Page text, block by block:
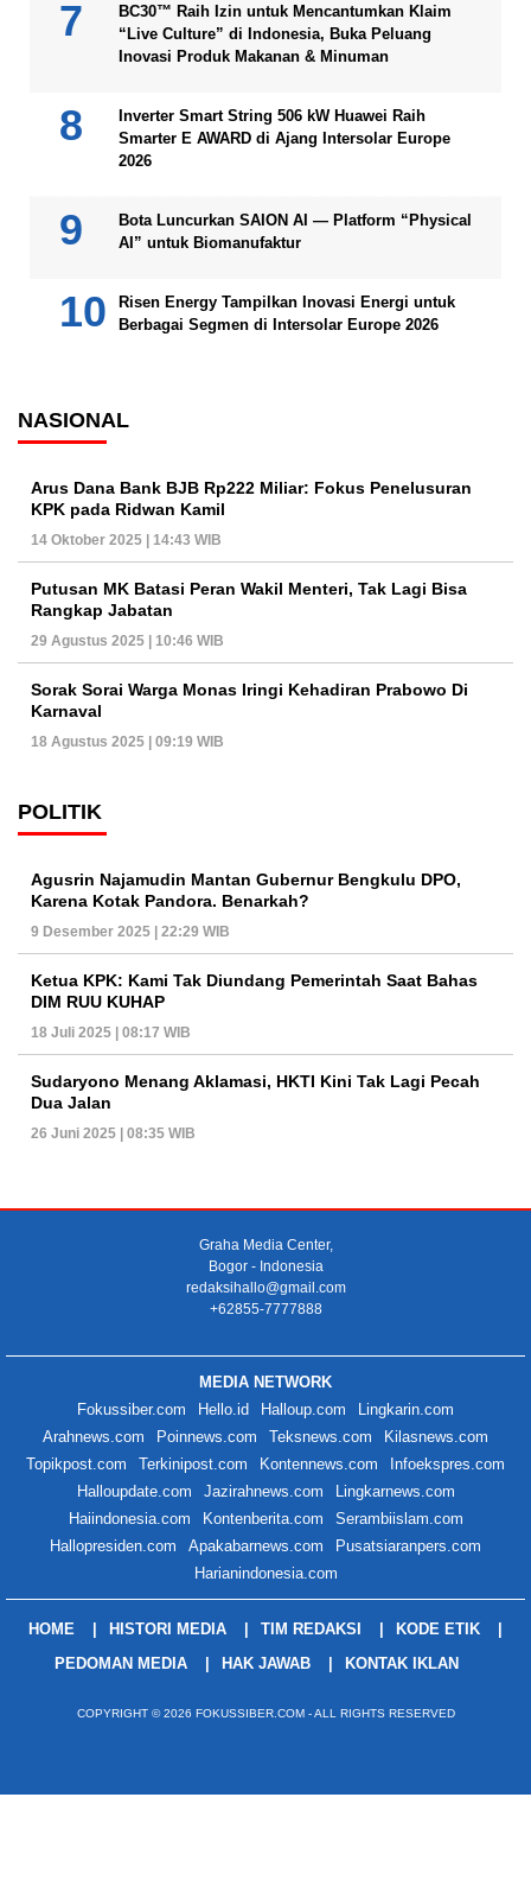
BC30™ Raih Izin untuk Mencantumkan Klaim
“Live Culture” di Indonesia, Buka Peluang
Inovasi Produk Makanan & Minuman
Inverter Smart String 506 kW Huawei Raih
Smarter E AWARD di Ajang Intersolar Europe
2026
Bota Luncurkan SAION AI — Platform “Physical
AI” untuk Biomanufaktur
Risen Energy Tampilkan Inovasi Energi untuk
Berbagai Segmen di Intersolar Europe 2026
NASIONAL
Arus Dana Bank BJB Rp222 Miliar: Fokus Penelusuran
KPK pada Ridwan Kamil
14 Oktober 2025 | 14:43 WIB
Putusan MK Batasi Peran Wakil Menteri, Tak Lagi Bisa
Rangkap Jabatan
29 Agustus 2025 | 10:46 WIB
Sorak Sorai Warga Monas Iringi Kehadiran Prabowo Di
Karnaval
18 Agustus 2025 | 09:19 WIB
POLITIK
Agusrin Najamudin Mantan Gubernur Bengkulu DPO,
Karena Kotak Pandora. Benarkah?
9 Desember 2025 | 22:29 WIB
Ketua KPK: Kami Tak Diundang Pemerintah Saat Bahas
DIM RUU KUHAP
18 Juli 2025 | 08:17 WIB
Sudaryono Menang Aklamasi, HKTI Kini Tak Lagi Pecah
Dua Jalan
26 Juni 2025 | 08:35 WIB
Graha Media Center,
Bogor - Indonesia
redaksihallo@gmail.com
+62855-7777888
MEDIA NETWORK
Fokussiber.com
Hello.id Halloup.com
Lingkarin.com
Arahnews.com
Poinnews.com Teksnews.com
Kilasnews.com
Topikpost.com
Terkinipost.com Kontennews.com
Infoekspres.com
Halloupdate.com
Jazirahnews.com
Lingkarnews.com
Haiindonesia.com
Kontenberita.com
Serambiislam.com
Hallopresiden.com
Apakabarnews.com
Pusatsiaranpers.com
Harianindonesia.com
HOME HISTORI MEDIA TIM REDAKSI
KODE ETIK
PEDOMAN MEDIA
HAK JAWAB KONTAK IKLAN
COPYRIGHT © 2026 FOKUSSIBER.COM - ALL RIGHTS RESERVED